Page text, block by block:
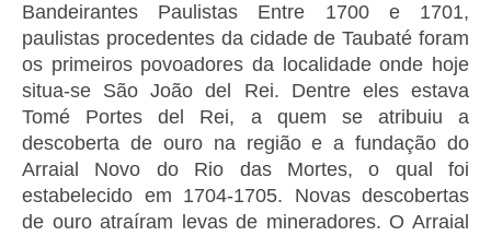
Bandeirantes Paulistas Entre 1700 e 1701,
paulistas procedentes da cidade de Taubaté foram
os primeiros povoadores da localidade onde hoje
situa-se São João del Rei. Dentre eles estava
Tomé Portes del Rei, a quem se atribuiu a
descoberta de ouro na região e a fundação do
Arraial Novo do Rio das Mortes, o qual foi
estabelecido em 1704-1705. Novas descobertas
de ouro atraíram levas de mineradores. O Arraial